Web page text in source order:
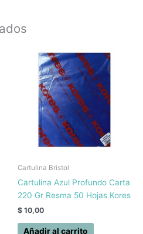
Cartulina Bristol
Cartulina Azul Profundo Carta
220 Gr Resma 50 Hojas Kores
$ 10,00
Añadir al carrito